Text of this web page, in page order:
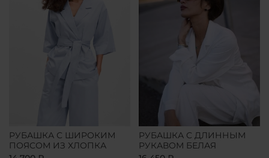
РУБАШКА С ШИРОКИМ
ПОЯСОМ ИЗ ХЛОПКА
РУБАШКА С ДЛИННЫМ
РУКАВОМ БЕЛАЯ